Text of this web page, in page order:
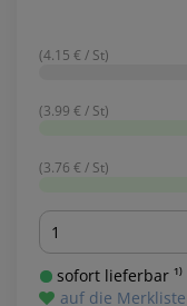
(4.15 € / St)
(3.99 € / St)
(3.76 € / St)
Menge
sofort lieferbar ¹⁾
auf die